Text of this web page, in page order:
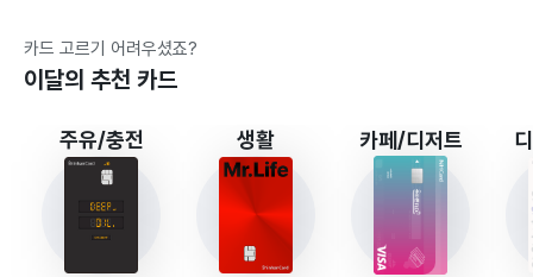
카드 고르기 어려우셨죠?
이달의 추천 카드
주유/충전 생활 카페/디저트